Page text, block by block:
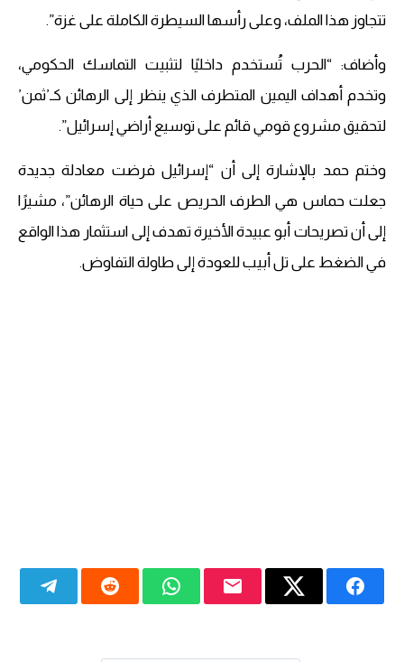
تتجاوز هذا الملف، وعلى رأسها السيطرة الكاملة على غزة”.
وأضاف: “الحرب تُستخدم داخليًا لتثبيت التماسك الحكومي،
وتخدم أهداف اليمين المتطرف الذي ينظر إلى الرهائن كـ’ثمن’
لتحقيق مشروع قومي قائم على توسيع أراضي إسرائيل”.
وختم حمد بالإشارة إلى أن “إسرائيل فرضت معادلة جديدة
جعلت حماس هي الطرف الحريص على حياة الرهائن”، مشيرًا
إلى أن تصريحات أبو عبيدة الأخيرة تهدف إلى استثمار هذا الواقع
في الضغط على تل أبيب للعودة إلى طاولة التفاوض.